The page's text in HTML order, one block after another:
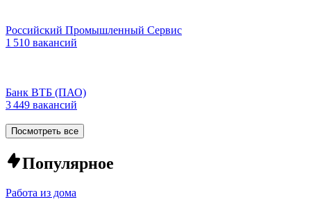
Российский Промышленный Сервис
1 510 вакансий
Банк ВТБ (ПАО)
3 449 вакансий
Посмотреть все
Популярное
Работа из дома